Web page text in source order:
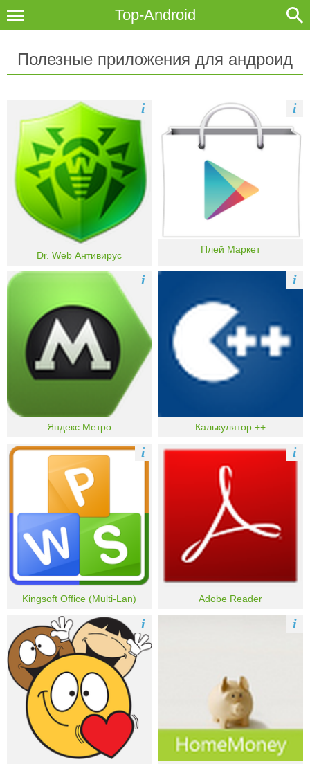
Top-Android
Полезные приложения для андроид
Dr. Web Антивирус
i
Плей Маркет
i
Яндекс.Метро
i
Калькулятор ++
i
Kingsoft Office (Multi-Lan)
i
Adobe Reader
i
i i